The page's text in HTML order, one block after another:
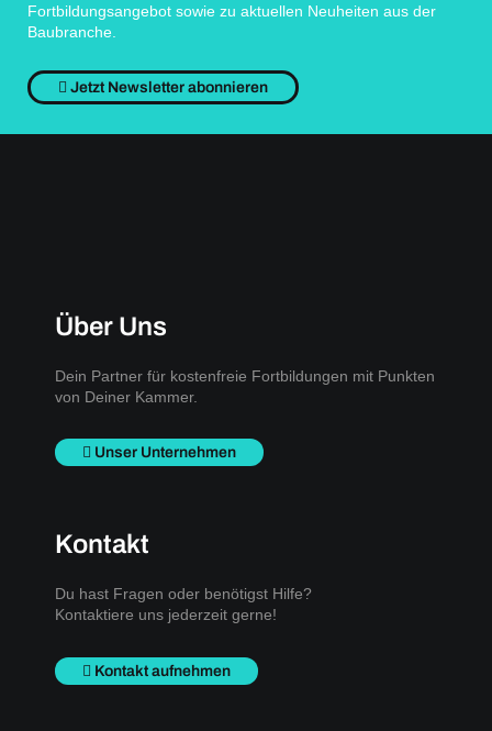
Fortbildungsangebot sowie zu aktuellen Neuheiten aus der
Baubranche.
Jetzt Newsletter abonnieren
Über Uns
Dein Partner für kostenfreie Fortbildungen mit Punkten
von Deiner Kammer.
Unser Unternehmen
Kontakt
Du hast Fragen oder benötigst Hilfe?
Kontaktiere uns jederzeit gerne!
Kontakt aufnehmen